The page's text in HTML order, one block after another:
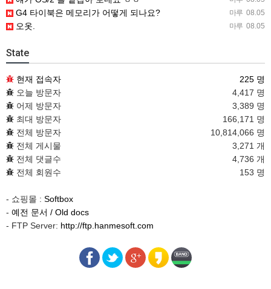
마루 08.05
G4 타이북은 메모리가 어떻게 되나요?
마루 08.05
오옷.
State
현재 접속자
225 명
오늘 방문자
4,417 명
어제 방문자
3,389 명
최대 방문자
166,171 명
전체 방문자
10,814,066 명
전체 게시물
3,271 개
전체 댓글수
4,736 개
전체 회원수
153 명
- 쇼핑몰 : Softbox
- 예전 문서 / Old docs
- FTP Server: http://ftp.hanmesoft.com